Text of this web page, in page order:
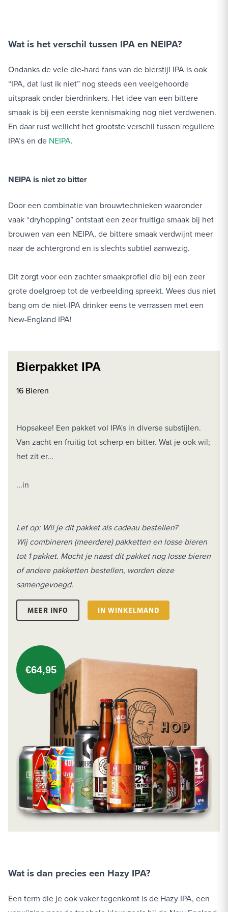
Wat is het verschil tussen IPA en NEIPA?
Ondanks de vele die-hard fans van de bierstijl IPA is ook
“IPA, dat lust ik niet” nog steeds een veelgehoorde
uitspraak onder bierdrinkers. Het idee van een bittere
smaak is bij een eerste kennismaking nog niet verdwenen.
En daar rust wellicht het grootste verschil tussen reguliere
IPA’s en de NEIPA.
NEIPA is niet zo bitter
Door een combinatie van brouwtechnieken waaronder
vaak “dryhopping” ontstaat een zeer fruitige smaak bij het
brouwen van een NEIPA, de bittere smaak verdwijnt meer
naar de achtergrond en is slechts subtiel aanwezig.
Dit zorgt voor een zachter smaakprofiel die bij een zeer
grote doelgroep tot de verbeelding spreekt. Wees dus niet
bang om de niet-IPA drinker eens te verrassen met een
New-England IPA!
Bierpakket IPA
16 Bieren
Hopsakee! Een pakket vol IPA's in diverse substijlen.
Van zacht en fruitig tot scherp en bitter. Wat je ook wil;
het zit er...
...in
Let op: Wil je dit pakket als cadeau bestellen?
Wij combineren (meerdere) pakketten en losse bieren
tot 1 pakket. Mocht je naast dit pakket nog losse bieren
of andere pakketten bestellen, worden deze
samengevoegd.
MEER INFO IN WINKELMAND
€64,95
Wat is dan precies een Hazy IPA?
Een term die je ook vaker tegenkomt is de Hazy IPA, een